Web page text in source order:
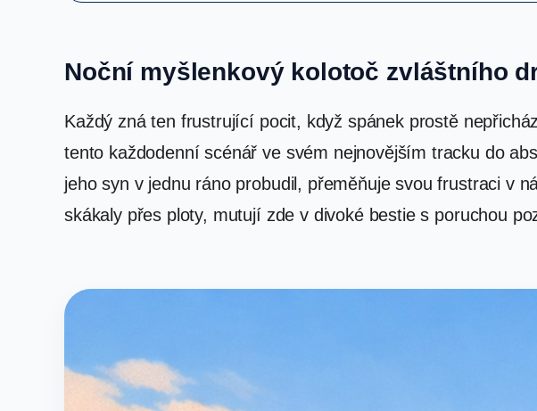
Noční myšlenkový kolotoč zvláštního
Každý zná ten frustrující pocit, když spánek prostě
tento každodenní scénář ve svém nejnovějším tracku do
jeho syn v jednu ráno probudil, přeměňuje svou frustraci v
skákaly přes ploty, mutují zde v divoké bestie s poruchou